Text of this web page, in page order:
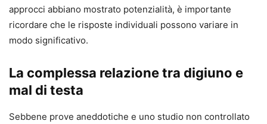
approcci abbiano mostrato potenzialità, è importante
ricordare che le risposte individuali possono variare in
modo significativo.
La complessa relazione tra digiuno e
mal di testa
Sebbene prove aneddotiche e uno studio non controllato